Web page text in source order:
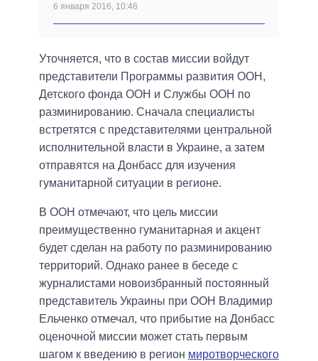
6 января 2016, 10:46
Уточняется, что в состав миссии войдут
представители Программы развития ООН,
Детского фонда ООН и Службы ООН по
разминированию. Сначала специалисты
встретятся с представителями центральной
исполнительной власти в Украине, а затем
отправятся на Донбасс для изучения
гуманитарной ситуации в регионе.
В ООН отмечают, что цель миссии
преимущественно гуманитарная и акцент
будет сделан на работу по разминированию
территорий. Однако ранее в беседе с
журналистами новоизбранный постоянный
представитель Украины при ООН Владимир
Ельченко отмечал, что прибытие на Донбасс
оценочной миссии может стать первым
шагом к введению в регион миротворческого